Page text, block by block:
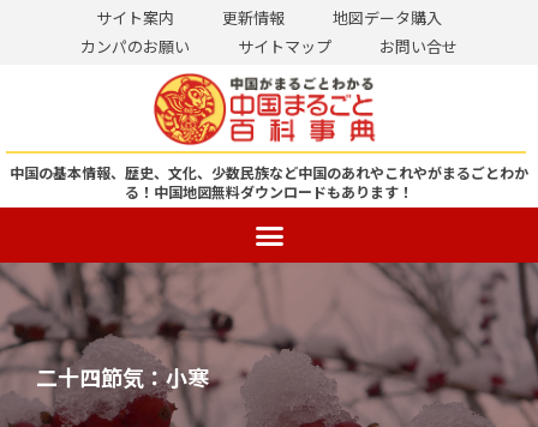
ン
ツ
ス
キ
ッ
プ
サイト案内 更新情報
地図データ購入
カンパのお願い
サイトマップ お問い合せ
中国の基本情報、歴史、文化、少数民族など中国のあれやこれやがまるごとわか
る！ 中国地図無料ダウンロードもあります！
二十四節気：小寒